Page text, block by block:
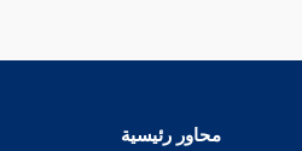
كتاب الشركة
باب المساقاة والمناصبةمحاور رئيسية